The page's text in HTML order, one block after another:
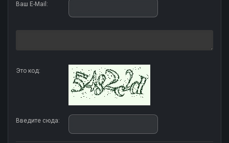
Ваш E-Mail:
Это код:
Введите сюда: